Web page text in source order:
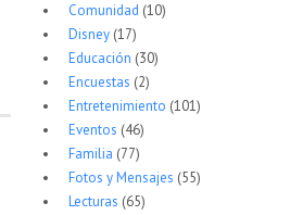
Comunidad (10)
Disney(17)
Educación (30)
Encuestas (2)
Entretenimiento (101)
Eventos (46)
Familia (77)
Fotos y Mensajes (55)
Lecturas (65)